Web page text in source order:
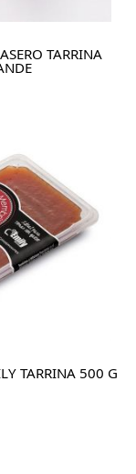
TARRINA
TARRINA 500 G